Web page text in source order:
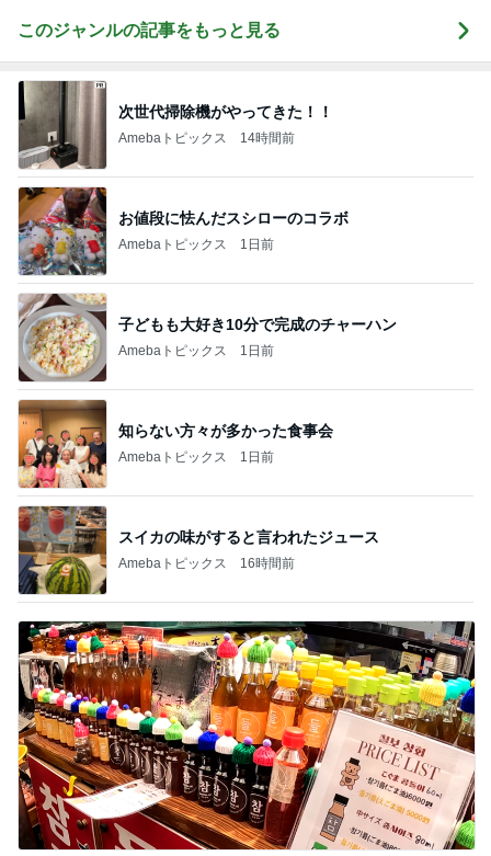
このジャンルの記事をもっと見る
次世代掃除機がやってきた！！
Amebaトピックス 14時間前
お値段に怯んだスシローのコラボ
Amebaトピックス 1日前
子どもも大好き10分で完成のチャーハン
Amebaトピックス 1日前
知らない方々が多かった食事会
Amebaトピックス 1日前
スイカの味がすると言われたジュース
Amebaトピックス 16時間前